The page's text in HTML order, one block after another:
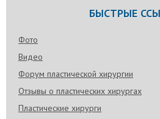
БЫСТРЫЕ
Фото
Видео
Форум пластической хирургии
Отзывы о пластических хирургах
Пластические хирурги